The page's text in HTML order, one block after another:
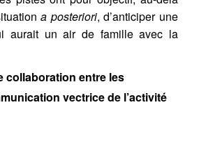
a posteriori, d’anticiper une
aurait un air de famille avec la
collaboration entre les
vectrice de l’activité